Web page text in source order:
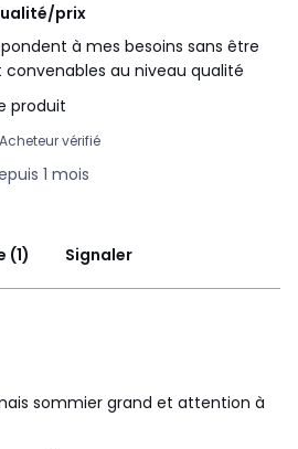
prix
à mes besoins sans être
au niveau qualité
produit
Acheteur vérifié
1 mois
(1) Signaler
sommier grand et attention à